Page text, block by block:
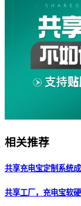
相关推荐
共享充电宝定制系统
共享工厂，充电宝软硬